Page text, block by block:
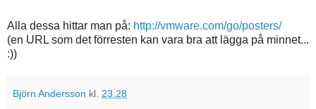
Alla dessa hittar man på: http://vmware.com/go/posters/
(en URL som det förresten kan vara bra att lägga på minnet...
:))
Björn Andersson kl. 23:28